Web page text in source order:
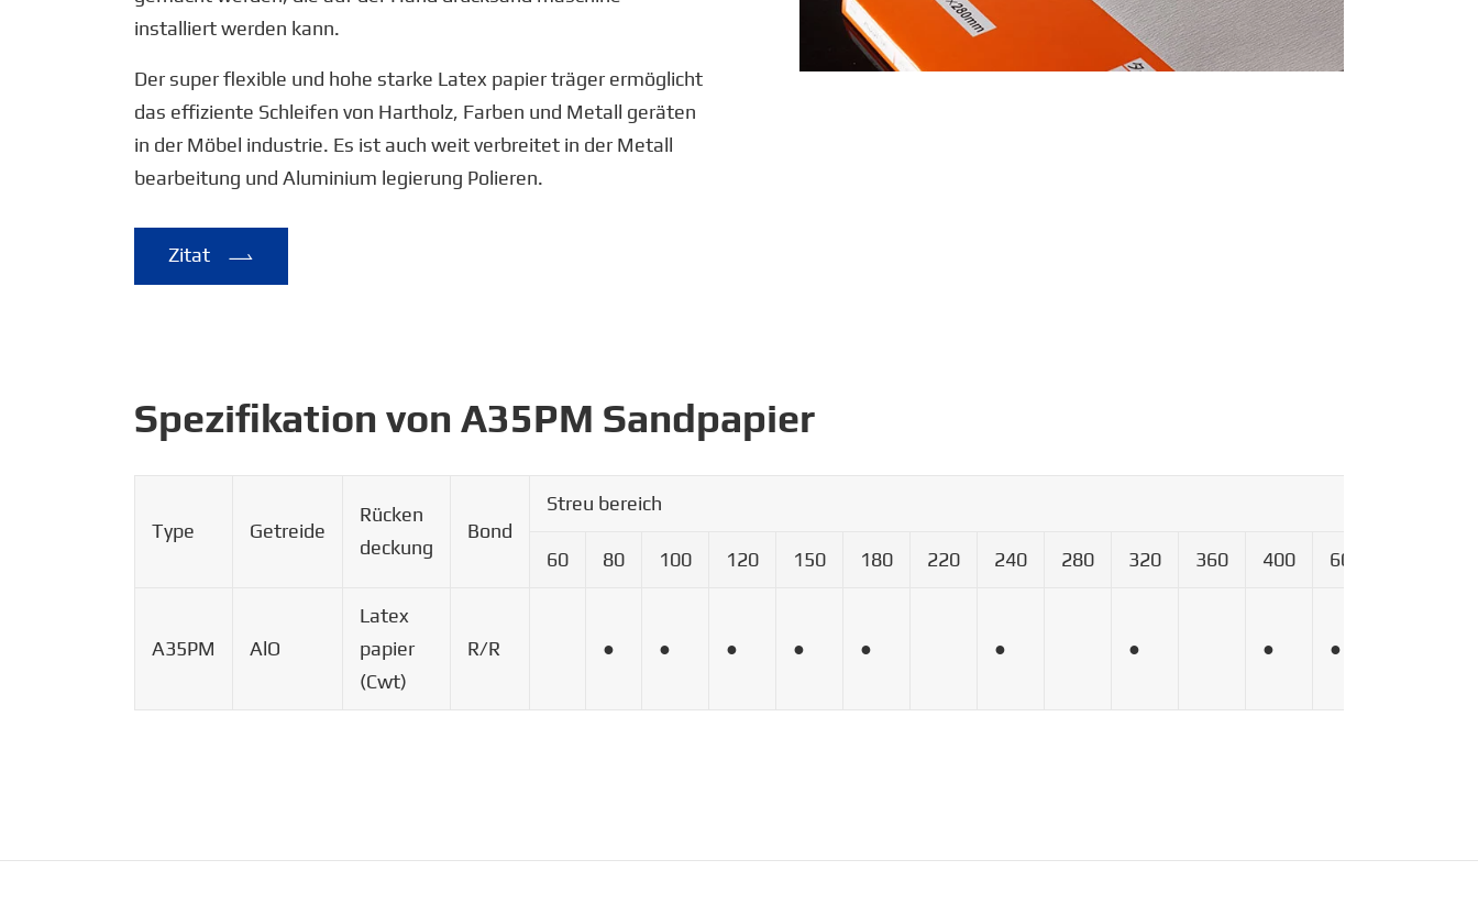
Polska
installiert werden kann.
Der super flexible und hohe starke Latex papier träger ermöglicht
das effiziente Schleifen von Hartholz, Farben und Metall geräten
in der Möbel industrie. Es ist auch weit verbreitet in der Metall
bearbeitung und Aluminium legierung Polieren.
Zitat 
Spezifikation von A35PM Sandpapier
Type Getreide
Rücken
deckung
Bond
Streu bereich
60 80 100 120 150 180 220 240 280 320 360 400 600
A35PM AlO
Latex
papier
(Cwt)
R/R ● ● ● ● ● ● ● ● ●